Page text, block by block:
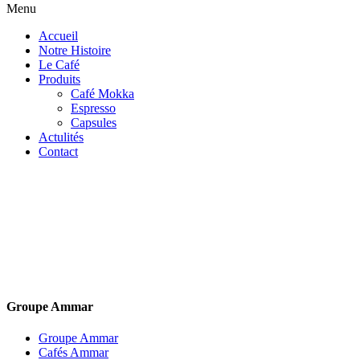
Menu
Accueil
Notre Histoire
Le Café
Produits
Café Mokka
Espresso
Capsules
Actulités
Contact
Groupe Ammar
Groupe Ammar
Cafés Ammar